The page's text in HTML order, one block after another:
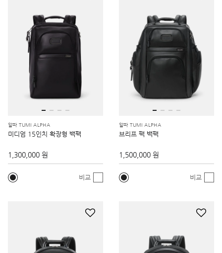
알파 TUMI ALPHA
미디엄 15인치 확장형 백팩
1,300,000 원
비교
알파 TUMI ALPHA
브리프 팩 백팩
1,500,000 원
비교